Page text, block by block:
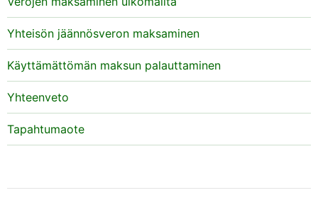
Yhteisön jäännösveron maksaminen
Käyttämättömän maksun palauttaminen
Yhteenveto
Tapahtumaote